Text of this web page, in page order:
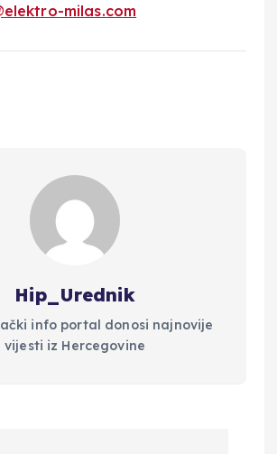
milas.com
Hip_Urednik
info portal donosi najnovije
vijesti iz Hercegovine